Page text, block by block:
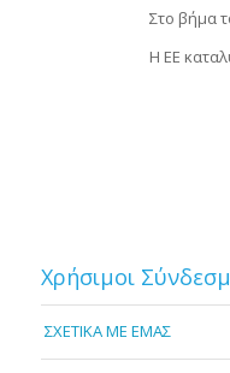
Στο βήμα
Η ΕΕ
Χρήσιμοι
ΣΧΕΤΙΚΑ ΜΕ ΕΜΑΣ